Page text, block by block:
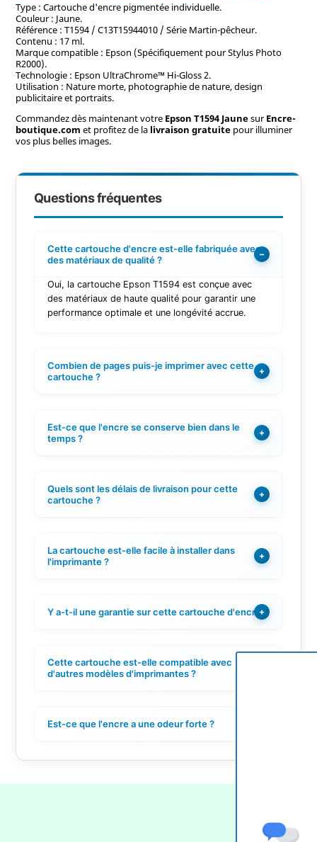
Type : Cartouche d'encre pigmentée individuelle.
Couleur : Jaune.
Référence : T1594 / C13T15944010 / Série Martin-pêcheur.
Contenu : 17 ml.
Marque compatible : Epson (Spécifiquement pour Stylus Photo
R2000).
Technologie : Epson UltraChrome™ Hi-Gloss 2.
Utilisation : Nature morte, photographie de nature, design
publicitaire et portraits.
Commandez dès maintenant votre Epson T1594 JaunesurEncre-
boutique.com et profitez de la livraison gratuitepour illuminer
vos plus belles images.
Questions fréquentes
Cette cartouche d'encre est-elle fabriquée avec
des matériaux de qualité ?
−
Oui, la cartouche Epson T1594 est conçue avec
des matériaux de haute qualité pour garantir une
performance optimale et une longévité accrue.
Combien de pages puis-je imprimer avec cette
cartouche ?
+
Est-ce que l'encre se conserve bien dans le
temps ?
+
Quels sont les délais de livraison pour cette
cartouche ?
+
La cartouche est-elle facile à installer dans
l'imprimante ?
+
Y a-t-il une garantie sur cette cartouche d'encre ?
+
Cette cartouche est-elle compatible avec
d'autres modèles d'imprimantes ?
Est-ce que l'encre a une odeur forte ?